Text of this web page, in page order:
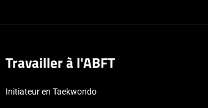
Travailler à l'ABFT
Initiateur en Taekwondo